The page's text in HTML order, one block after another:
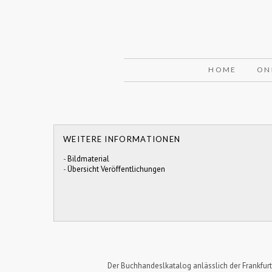
HOME
WEITERE INFORMATIONEN
-Bildmaterial
-Übersicht Veröffentlichungen
Der Buchhandeslkatalog anlässlich der